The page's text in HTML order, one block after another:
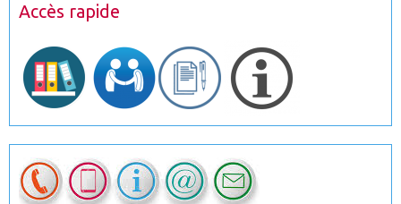
Accès rapide